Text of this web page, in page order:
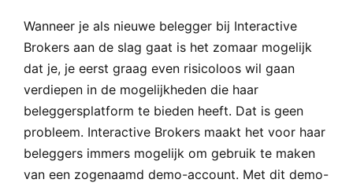
Wanneer je als nieuwe belegger bij Interactive
Brokers aan de slag gaat is het zomaar mogelijk
dat je, je eerst graag even risicoloos wil gaan
verdiepen in de mogelijkheden die haar
beleggersplatform te bieden heeft. Dat is geen
probleem. Interactive Brokers maakt het voor haar
beleggers immers mogelijk om gebruik te maken
van een zogenaamd demo-account. Met dit demo-